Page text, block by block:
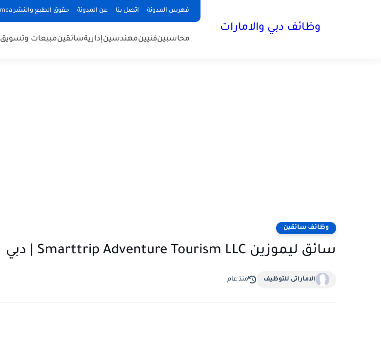
فهرس المدونة اتصل بنا عن المدونة حقوق الطبع والنشر dmca
وظائف دبي والامارات
محاسبينفنيينمهندسينإداريةسائقينمبيعات وتسويق
وظائف سائقين
سائق ليموزين Smarttrip Adventure Tourism LLC | دبي
الاماراتى للتوظيف منذ عام